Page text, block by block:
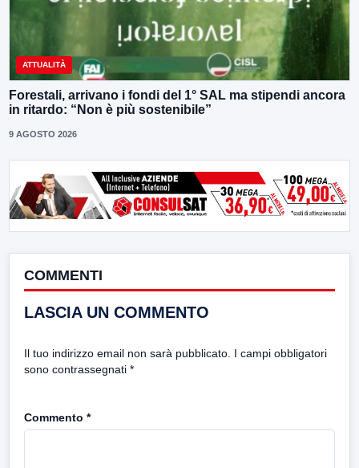
ATTUALITÀ
Forestali, arrivano i fondi del 1° SAL ma stipendi ancora
in ritardo: “Non è più sostenibile”
9 AGOSTO 2026
COMMENTI
LASCIA UN COMMENTO
Il tuo indirizzo email non sarà pubblicato. I campi obbligatori
sono contrassegnati *
Commento *